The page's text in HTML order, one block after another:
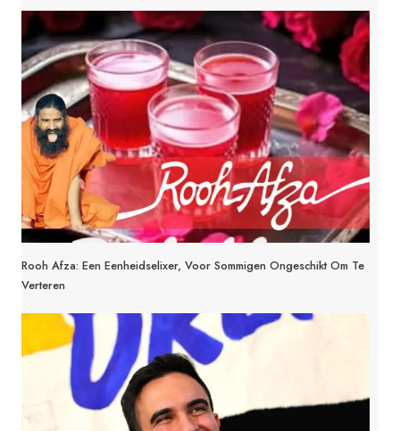
Rooh Afza: Een Eenheidselixer, Voor Sommigen Ongeschikt Om Te
Verteren